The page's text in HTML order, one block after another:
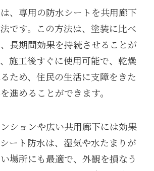
、専用の防水シートを共用廊下
です。この方法は、塗装に比べ
長期間効果を持続させることが
施工後すぐに使用可能で、乾燥
ため、住民の生活に支障をきた
進めることができます。
ションや広い共用廊下には効果
ート防水は、湿気や水たまりが
場所にも最適で、外観を損なう